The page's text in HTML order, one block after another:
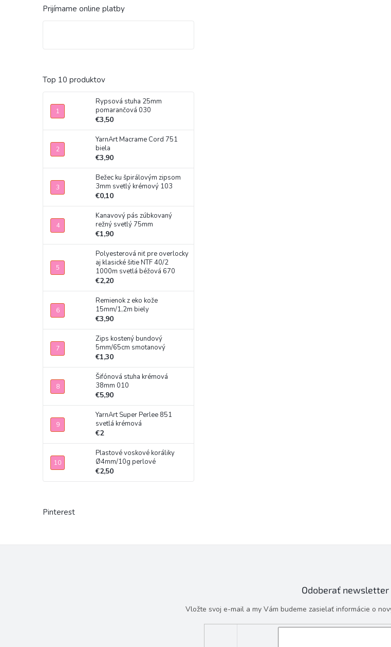
Prijímame online platby
Top 10 produktov
Rypsová stuha 25mm
pomarančová 030
€3,50
YarnArt Macrame Cord 751
biela
€3,90
Bežec ku špirálovým zipsom
3mm svetlý krémový 103
€0,10
Kanavový pás zúbkovaný
režný svetlý 75mm
€1,90
Polyesterová niť pre overlocky
aj klasické šitie NTF 40/2
1000m svetlá béžová 670
€2,20
Remienok z eko kože
15mm/1,2m biely
€3,90
Zips kostený bundový
5mm/65cm smotanový
€1,30
Šifónová stuha krémová
38mm 010
€5,90
YarnArt Super Perlee 851
svetlá krémová
€2
Plastové voskové koráliky
Ø4mm/10g perlové
€2,50
Pinterest
Odoberať newsletter
Vložte svoj e-mail a my Vám budeme zasielať informácie o